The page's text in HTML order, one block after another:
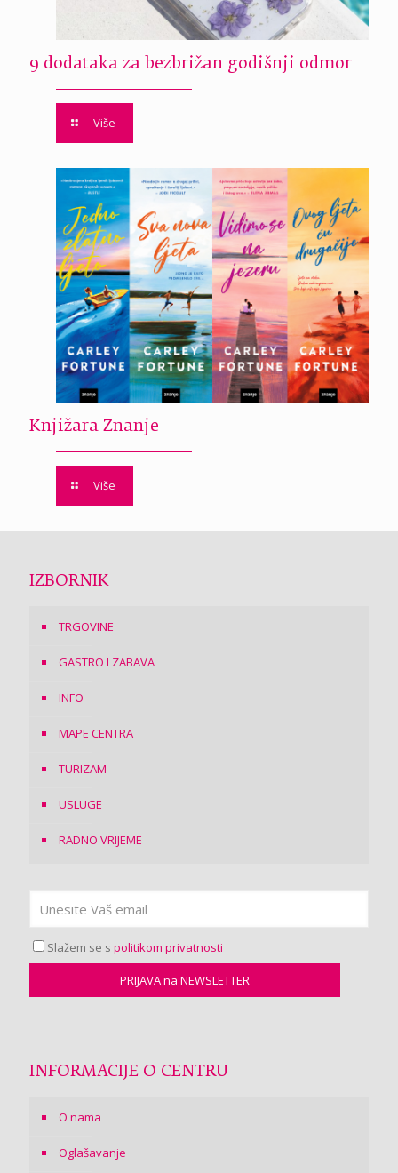
9 dodataka za bezbrižan godišnji odmor
Više
Knjižara Znanje
Više
IZBORNIK
TRGOVINE
GASTRO I ZABAVA
INFO
MAPE CENTRA
TURIZAM
USLUGE
RADNO VRIJEME
Slažem se s politikom privatnosti
INFORMACIJE O CENTRU
O nama
Oglašavanje